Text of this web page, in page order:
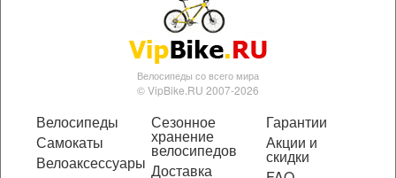
Велосипеды со всего мира
© VipBike.RU 2007-2026
Велосипеды
Самокаты
Велоаксессуары
Сезонное
хранение
велосипедов
Доставка
Гарантии
Акции и
скидки